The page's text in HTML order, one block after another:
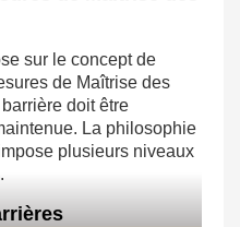
sur le concept de
de Maîtrise des
doit être
La philosophie
plusieurs niveaux